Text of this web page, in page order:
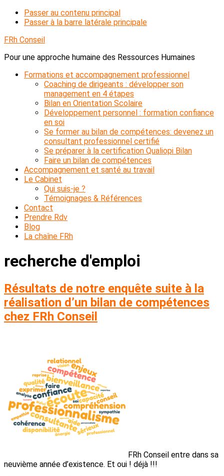
Passer au contenu principal
Passer à la barre latérale principale
FRh Conseil
Pour une approche humaine des Ressources Humaines
Formations et accompagnement professionnel
Coaching de dirigeants : développer son
management en 4 étapes
Bilan en Orientation Scolaire
Développement personnel : formation confiance
en soi
Se former au bilan de compétences: devenez un
consultant professionnel certifié
Se préparer à la certification Qualiopi Bilan
Faire un bilan de compétences
Accompagnement et santé au travail
Le Cabinet
Qui suis-je ?
Témoignages & Références
Contact
Prendre Rdv
Blog
La chaîne FRh
recherche d'emploi
Résultats de notre enquête suite à la
réalisation d’un bilan de compétences
chez FRh Conseil
FRh Conseil entre dans sa
neuvième année d’existence. Et oui ! déjà !!!